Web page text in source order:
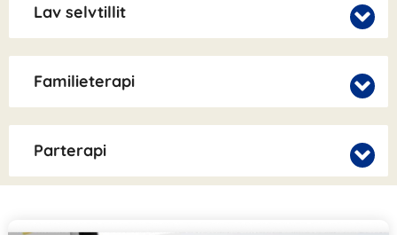
Lav selvtillit
Familieterapi
Parterapi